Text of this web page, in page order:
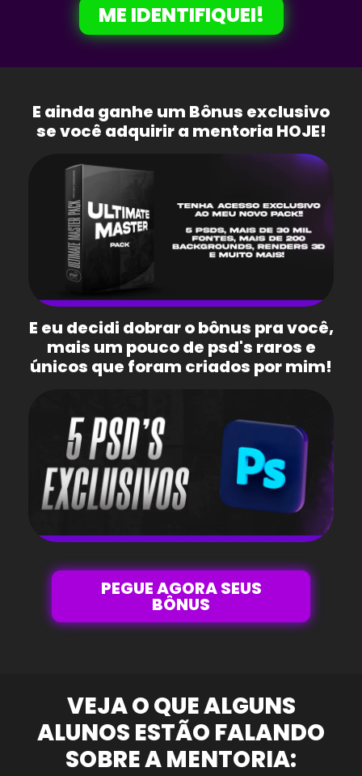
ME IDENTIFIQUEI!
E ainda ganhe um Bônus exclusivo
se você adquirir a mentoria HOJE!
E eu decidi dobrar o bônus pra você,
mais um pouco de psd's raros e
únicos que foram criados por mim!
PEGUE AGORA SEUS
BÔNUS
VEJA O QUE ALGUNS
ALUNOS ESTÃO FALANDO
SOBRE A MENTORIA: